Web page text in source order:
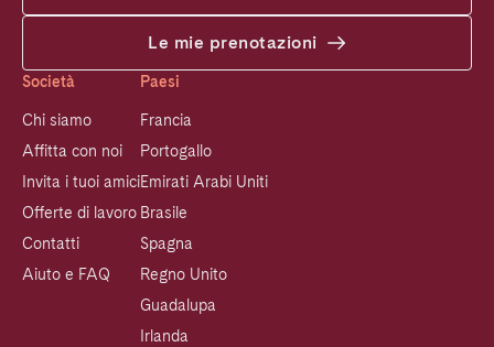
Le mie prenotazioni
Società
Chi siamo
Affitta con noi
Invita i tuoi amici
Offerte di lavoro
Contatti
Aiuto e FAQ
Paesi
Francia
Portogallo
Emirati Arabi Uniti
Brasile
Spagna
Regno Unito
Guadalupa
Irlanda